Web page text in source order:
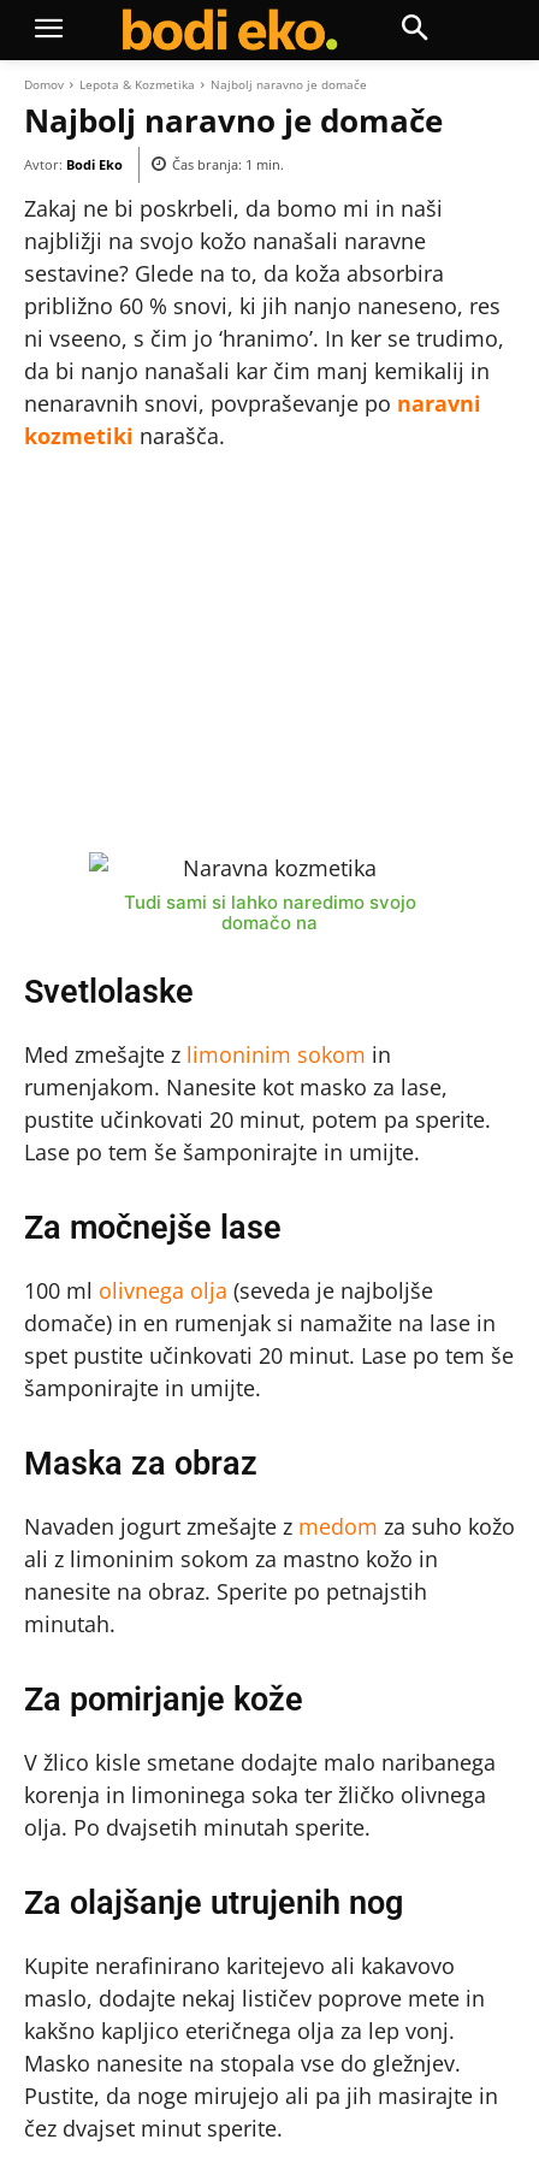
Domov Lepota & Kozmetika Najbolj naravno je domače
Najbolj naravno je domače
Avtor: Bodi Eko Čas branja: 1 min.
Zakaj ne bi poskrbeli, da bomo mi in naši
najbližji na svojo kožo nanašali naravne
sestavine? Glede na to, da koža absorbira
približno 60 % snovi, ki jih nanjo naneseno, res
ni vseeno, s čim jo ‘hranimo’. In ker se trudimo,
da bi nanjo nanašali kar čim manj kemikalij in
nenaravnih snovi, povpraševanje po naravni
kozmetiki narašča.
Tudi sami si lahko naredimo svojo
domačo na
Svetlolaske
Med zmešajte z limoninim sokom in
rumenjakom. Nanesite kot masko za lase,
pustite učinkovati 20 minut, potem pa sperite.
Lase po tem še šamponirajte in umijte.
Za močnejše lase
100 ml olivnega olja (seveda je najboljše
domače) in en rumenjak si namažite na lase in
spet pustite učinkovati 20 minut. Lase po tem še
šamponirajte in umijte.
Maska za obraz
Navaden jogurt zmešajte z medom za suho kožo
ali z limoninim sokom za mastno kožo in
nanesite na obraz. Sperite po petnajstih
minutah.
Za pomirjanje kože
V žlico kisle smetane dodajte malo naribanega
korenja in limoninega soka ter žličko olivnega
olja. Po dvajsetih minutah sperite.
Za olajšanje utrujenih nog
Kupite nerafinirano karitejevo ali kakavovo
maslo, dodajte nekaj lističev poprove mete in
kakšno kapljico eteričnega olja za lep vonj.
Masko nanesite na stopala vse do gležnjev.
Pustite, da noge mirujejo ali pa jih masirajte in
čez dvajset minut sperite.